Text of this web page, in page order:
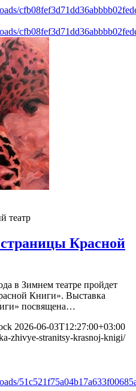
театр
Красной
в Зимнем театре пройдет
Книги». Выставка
посвящена…
2026-06-03T12:27:00+03:00
zhivye-stranitsy-krasnoj-knigi/